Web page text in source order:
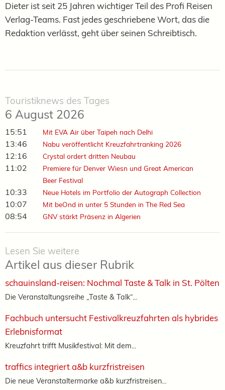
Dieter ist seit 25 Jahren wichtiger Teil des Profi Reisen
Verlag-Teams. Fast jedes geschriebene Wort, das die
Redaktion verlässt, geht über seinen Schreibtisch.
Touristiknews des Tages
6 August 2026
15:51 Mit EVA Air über Taipeh nach Delhi
13:46 Nabu veröffentlicht Kreuzfahrtranking 2026
12:16 Crystal ordert dritten Neubau
11:02
Premiere für Denver Wiesn und Great American
Beer Festival
10:33 Neue Hotels im Portfolio der Autograph Collection
10:07 Mit beOnd in unter 5 Stunden in The Red Sea
08:54 GNV stärkt Präsenz in Algerien
Lesen Sie weitere
Artikel aus dieser Rubrik
schauinsland-reisen: Nochmal Taste & Talk in St. Pölten
Die Veranstaltungsreihe „Taste & Talk“...
Fachbuch untersucht Festivalkreuzfahrten als hybrides
Erlebnisformat
Kreuzfahrt trifft Musikfestival: Mit dem...
traffics integriert a&b kurzfristreisen
Die neue Veranstaltermarke a&b kurzfristreisen...